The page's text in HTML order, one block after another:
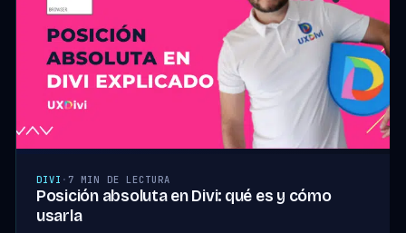
DIVI · 7 MIN DE LECTURA
Posición absoluta en Divi: qué es y cómo
usarla